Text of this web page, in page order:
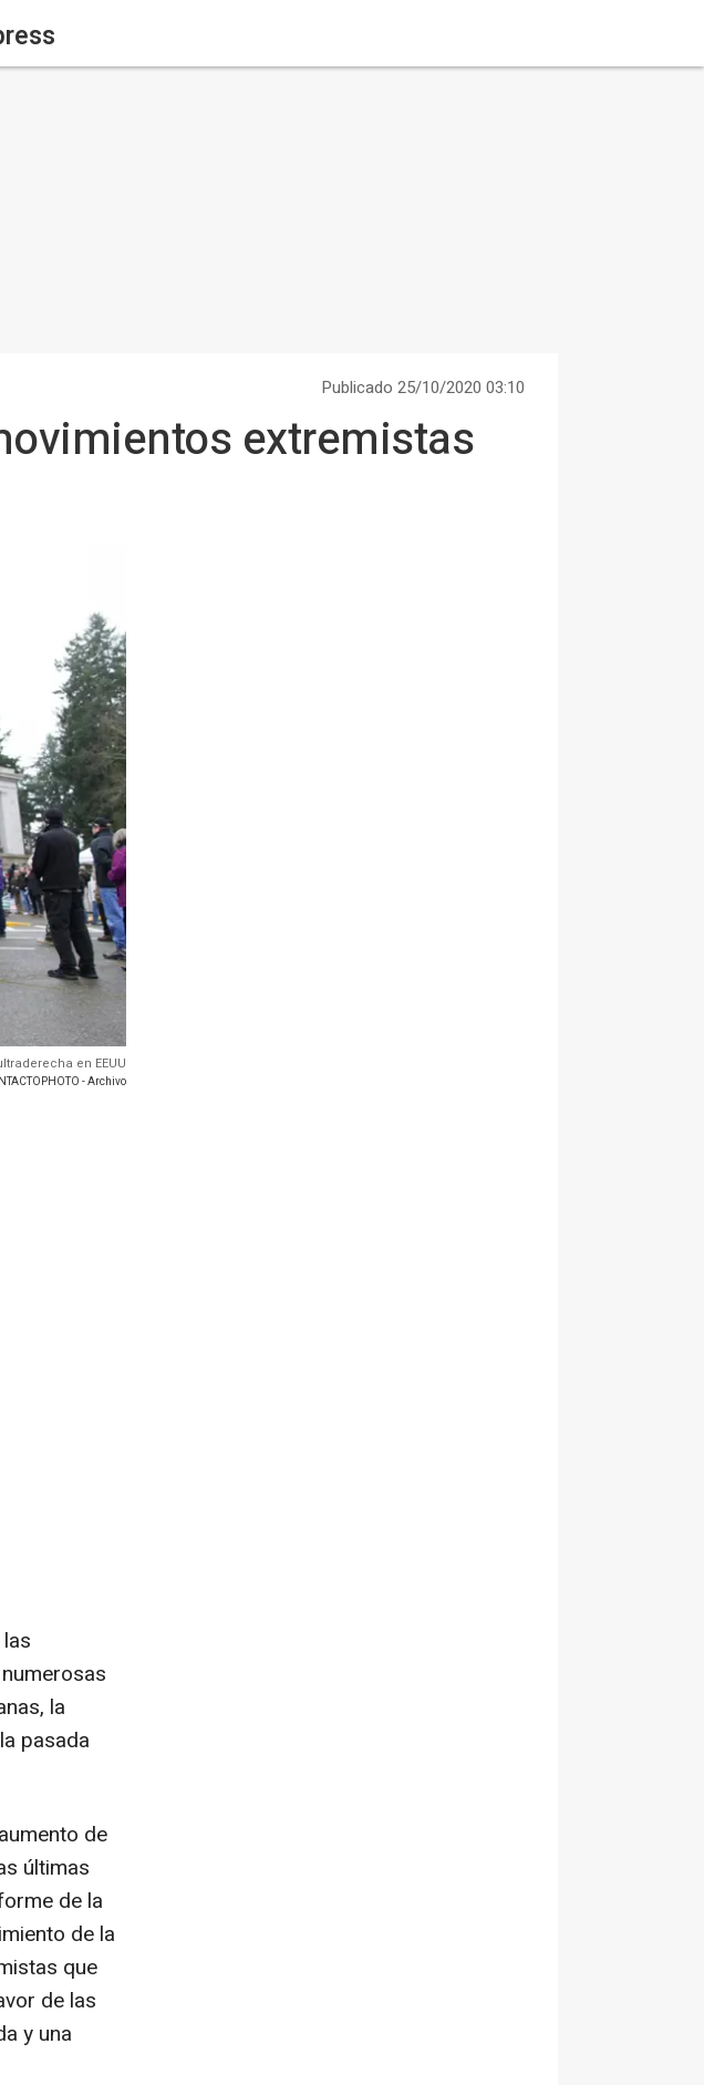
Publicado 25/10/2020 03:10
extremistas
en EEUU
- Archivo
la
pasada
de
últimas
de la
de la
que
de las
y una